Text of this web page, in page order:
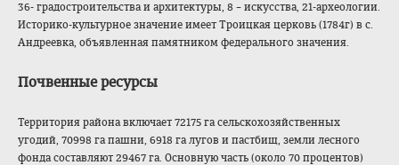
36- градостроительства и архитектуры, 8 – искусства, 21-археологии.
Историко-культурное значение имеет Троицкая церковь (1784г) в с.
Андреевка, объявленная памятником федерального значения.
Почвенные ресурсы
Территория района включает 72175 га сельскохозяйственных
угодий, 70998 га пашни, 6918 га лугов и пастбищ, земли лесного
фонда составляют 29467 га. Основную часть (около 70 процентов)